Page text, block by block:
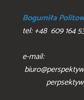
Bogumiła
tel: +48 609 164
e-mail: